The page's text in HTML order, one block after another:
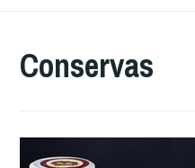
Conservas